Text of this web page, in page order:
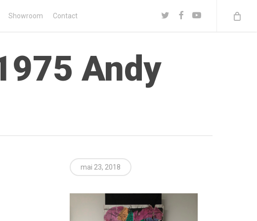
Showroom Contact twitter facebookyoutube
Andy
mai 23, 2018